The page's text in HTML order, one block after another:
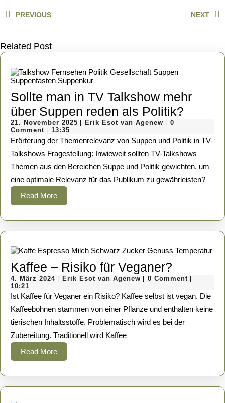
PREVIOUS
post:
NEXT
Related Post
Sollte man in TV Talkshow mehr
über Suppen reden als Politik?
in
TV
mehr
reden
Politik?
21. November 2025 21.
2025
Erik Esot van Agenew Erik
van
Agenew
0
Comment
13:35
Erörterung der Themenrelevanz von Suppen und Politik in TV-
Talkshows Fragestellung: Inwieweit sollten TV-Talkshows
Themen aus den Bereichen Suppe und Politik gewichten, um
eine optimale Relevanz für das Publikum zu gewährleisten?
Read MoreRead
More
Kaffee – Risiko für Veganer?
–
Risiko
für
4. März 20244.
2024
Erik Esot van Agenew Erik
van
Agenew
0 Comment
10:21
Ist Kaffee für Veganer ein Risiko? Kaffee selbst ist vegan. Die
Kaffeebohnen stammen von einer Pflanze und enthalten keine
tierischen Inhaltsstoffe. Problematisch wird es bei der
Zubereitung. Traditionell wird Kaffee
Read MoreRead
More